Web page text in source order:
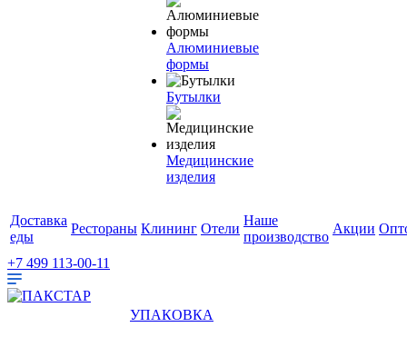
Алюминиевые
формы
Бутылки
Медицинские
изделия
Доставка
еды
Рестораны Клининг Отели
Наше
производство
Акции
+7 499 113-00-11
УПАКОВКА